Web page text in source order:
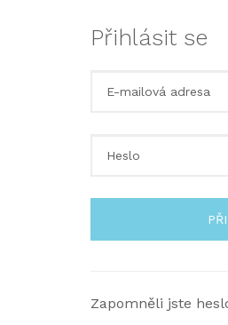
Přihlásit se
Zapomněli jste